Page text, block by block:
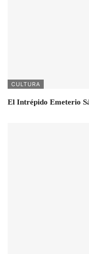
CULTURA
El Intrépido Emeterio